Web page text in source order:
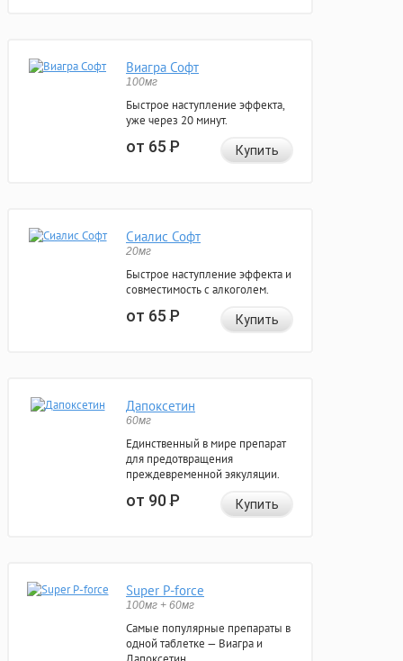
Виагра Софт
100мг
Быстрое наступление эффекта,
уже через 20 минут.
от 65Р Купить
Сиалис Софт
20мг
Быстрое наступление эффекта и
совместимость с алкоголем.
от 65Р Купить
Дапоксетин
60мг
Единственный в мире препарат
для предотвращения
преждевременной эякуляции.
от 90Р Купить
Super P-force
100мг + 60мг
Самые популярные препараты в
одной таблетке — Виагра и